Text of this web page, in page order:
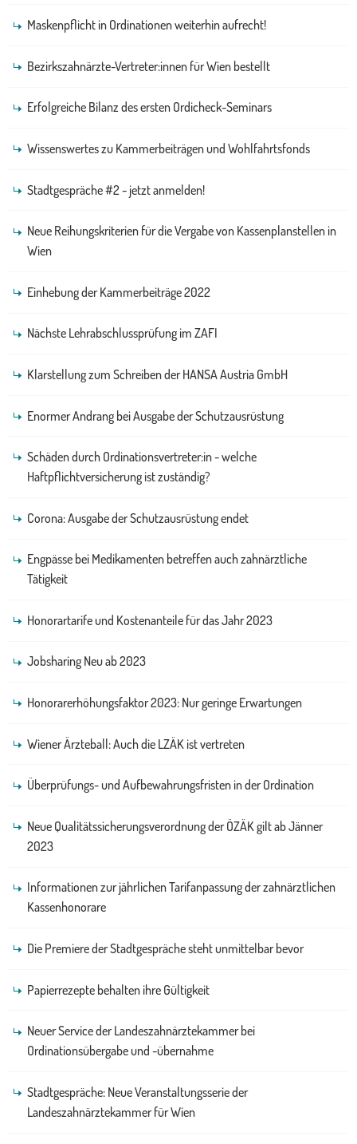
Maskenpflicht in Ordinationen weiterhin aufrecht!
Bezirkszahnärzte-Vertreter:innen für Wien bestellt
Erfolgreiche Bilanz des ersten Ordicheck-Seminars
Wissenswertes zu Kammerbeiträgen und Wohlfahrtsfonds
Stadtgespräche #2 - jetzt anmelden!
Neue Reihungskriterien für die Vergabe von Kassenplanstellen in
Wien
Einhebung der Kammerbeiträge 2022
Nächste Lehrabschlussprüfung im ZAFI
Klarstellung zum Schreiben der HANSA Austria GmbH
Enormer Andrang bei Ausgabe der Schutzausrüstung
Schäden durch Ordinationsvertreter:in - welche
Haftpflichtversicherung ist zuständig?
Corona: Ausgabe der Schutzausrüstung endet
Engpässe bei Medikamenten betreffen auch zahnärztliche
Tätigkeit
Honorartarife und Kostenanteile für das Jahr 2023
Jobsharing Neu ab 2023
Honorarerhöhungsfaktor 2023: Nur geringe Erwartungen
Wiener Ärzteball: Auch die LZÄK ist vertreten
Überprüfungs- und Aufbewahrungsfristen in der Ordination
Neue Qualitätssicherungsverordnung der ÖZÄK gilt ab Jänner
2023
Informationen zur jährlichen Tarifanpassung der zahnärztlichen
Kassenhonorare
Die Premiere der Stadtgespräche steht unmittelbar bevor
Papierrezepte behalten ihre Gültigkeit
Neuer Service der Landeszahnärztekammer bei
Ordinationsübergabe und -übernahme
Stadtgespräche: Neue Veranstaltungsserie der
Landeszahnärztekammer für Wien